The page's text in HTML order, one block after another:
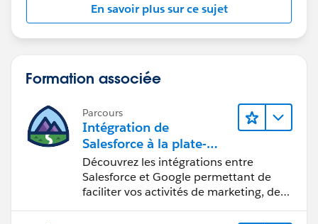
En savoir plus sur ce sujet
Formation associée
Parcours
Intégration de
Salesforce à la plate-
forme Google
Découvrez les intégrations entre
Salesforce et Google permettant de
faciliter vos activités de marketing, de